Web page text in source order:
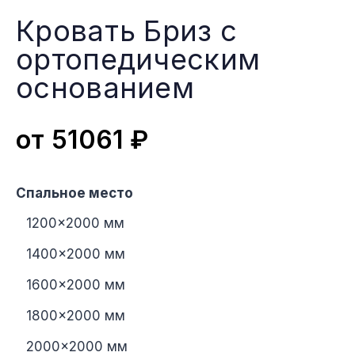
Кровать Бриз с
ортопедическим
основанием
от 51061 ₽
Спальное место
1200×2000 мм
1400×2000 мм
1600×2000 мм
1800×2000 мм
2000×2000 мм